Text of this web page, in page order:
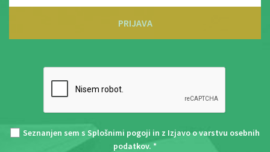
PRIJAVA
Seznanjen sem s Splošnimi pogoji in z Izjavo o varstvu osebnih
podatkov. *